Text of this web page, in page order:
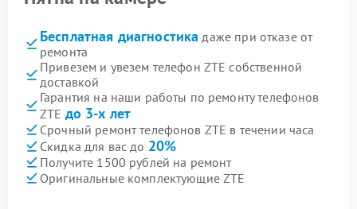
Бесплатная диагностика даже при отказе от
ремонта
Привезем и увезем телефон ZTE собственной
доставкой
Гарантия на наши работы по ремонту телефонов
ZTE до 3-х лет
Срочный ремонт телефонов ZTE в течении часа
Скидка для вас до 20%
Получите 1500 рублей на ремонт
Оригинальные комплектующие ZTE